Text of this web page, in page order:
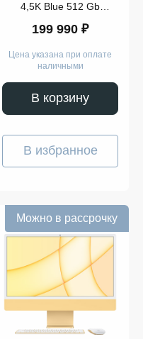
4,5K Blue 512 Gb
199 990 ₽
Цена указана при оплате
наличными
В корзину
В избранное
Можно в рассрочку